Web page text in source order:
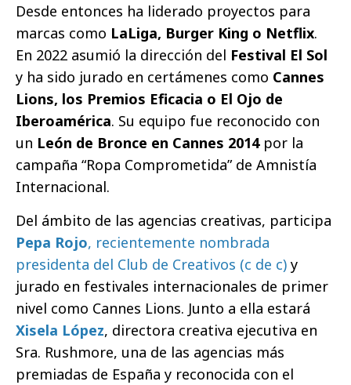
Desde entonces ha liderado proyectos para
marcas como LaLiga, Burger King o Netflix.
En 2022 asumió la dirección del Festival El Sol
y ha sido jurado en certámenes como Cannes
Lions, los Premios Eficacia o El Ojo de
Iberoamérica. Su equipo fue reconocido con
un León de Bronce en Cannes 2014por la
campaña “Ropa Comprometida” de Amnistía
Internacional.
Del ámbito de las agencias creativas, participa
Pepa Rojo, recientemente nombrada
presidenta del Club de Creativos (c de c) y
jurado en festivales internacionales de primer
nivel como Cannes Lions. Junto a ella estará
Xisela López, directora creativa ejecutiva en
Sra. Rushmore, una de las agencias más
premiadas de España y reconocida con el